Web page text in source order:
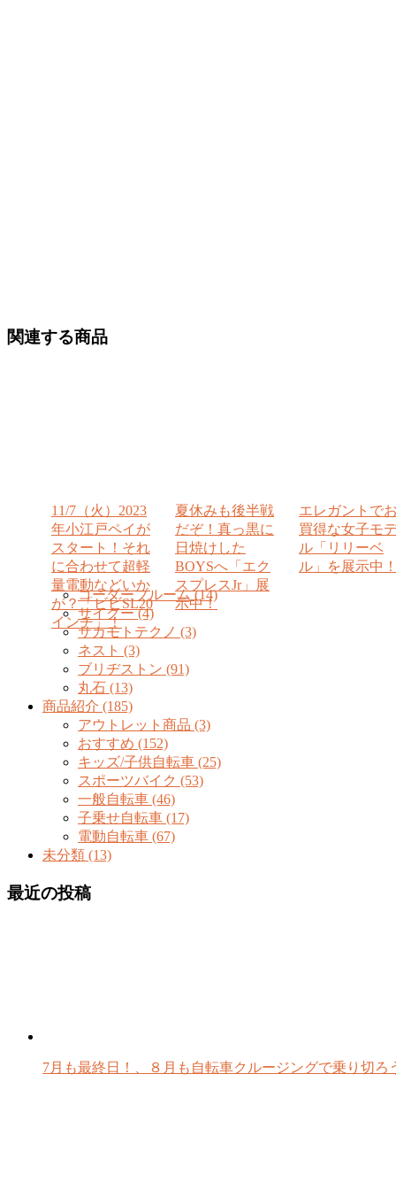
関連する商品
11/7（火）2023
年小江戸ペイが
スタート！それ
に合わせて超軽
量電動などいか
が？「ビビSL20
インチ」！
夏休みも後半戦
だぞ！真っ黒に
日焼けした
BOYSへ「エク
スプレスJr」展
示中！
エレガントで
買得な女子モ
ル「リリーベ
ル」を展示中
コーダーブルーム (14)
サイクー (4)
サカモトテクノ (3)
ネスト (3)
ブリヂストン (91)
丸石 (13)
商品紹介 (185)
アウトレット商品 (3)
おすすめ (152)
キッズ/子供自転車 (25)
スポーツバイク (53)
一般自転車 (46)
子乗せ自転車 (17)
電動自転車 (67)
未分類 (13)
最近の投稿
7月も最終日！、８月も自転車クルージングで乗り切